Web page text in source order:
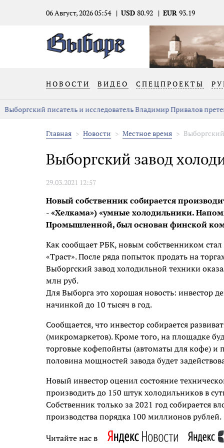
06 Август, 2026 05:54 USD 80.92 EUR 93.19
НОВОСТИ ВИДЕО СПЕЦПРОЕКТЫ
Выборгский писатель и исследователь Владимир Привалов
Главная Новости Местное время
Выборгский завод
29.03.2021 12:57
Новый собственник собирается
- «Хелкама») «умные холодильники.
Промышленной, был основан финской
Как сообщает РБК, новым собственником
«Траст». После ряда попыток продать на
Выборгский завод холодильной техники
млн руб.
Для Выборга это хорошая новость: инвестор
начинкой до 10 тысяч в год.
Сообщается, что инвестор собирается
(микромаркетов). Кроме того, на площадке
торговые кофепойнты (автоматы для кофе) и
половина мощностей завода будет
Новый инвестор оценил состояние
производить до 150 штук холодильников в
Собственник только за 2021 год собирается
производства порядка 100 миллионов рублей.
Читайте нас в